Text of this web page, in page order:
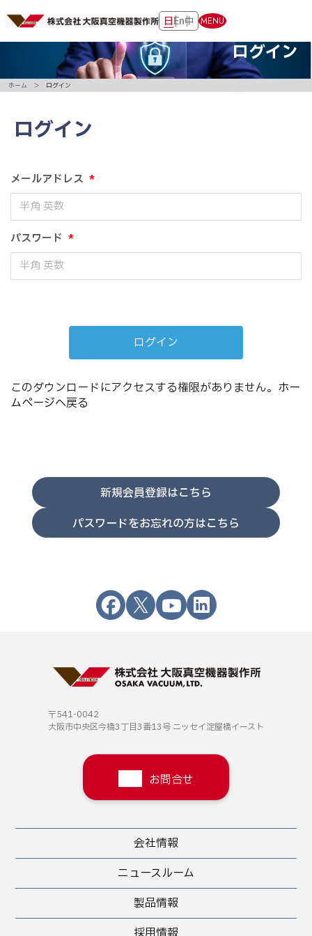
日En中 MENU
ログイン
ログイン
メールアドレス *
パスワード *
このダウンロードにアクセスする権限がありません。 ホー
ムページへ戻る
新規会員登録はこちら
パスワードをお忘れの方はこちら
ホーム ログイン
〒541-0042
大阪市中央区今橋3丁目3番13号 ニッセイ淀屋橋イースト
お問合せ
会社情報
ニュースルーム
製品情報